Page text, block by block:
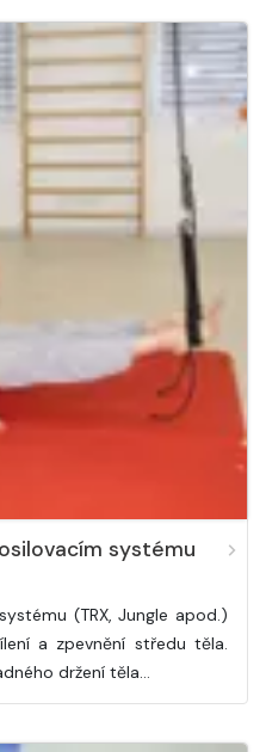
systému
(TRX, Jungle apod.)
a zpevnění středu těla.
držení těla…